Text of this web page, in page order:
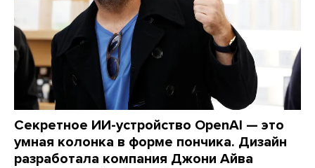
Секретное ИИ-устройство OpenAI — это
умная колонка в форме пончика. Дизайн
разработала компания Джони Айва